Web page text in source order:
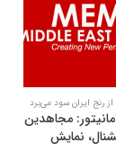
رنج ایران سود می‌برد
مجاهدین
نمایش